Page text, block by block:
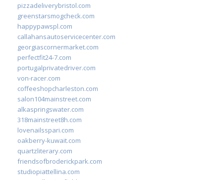
pizzadeliverybristol.com
greenstarsmogcheck.com
happypawspl.com
callahansautoservicecenter.com
georgiascornermarket.com
perfectfit24-7.com
portugalprivatedriver.com
von-racer.com
coffeeshopcharleston.com
salon104mainstreet.com
alkaspringswater.com
318mainstreet8h.com
lovenailsspari.com
oakberry-kuwait.com
quartzliterary.com
friendsofbroderickpark.com
studiopiattellina.com